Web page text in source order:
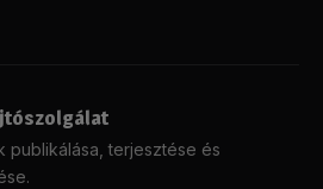
publikálása, terjesztése és